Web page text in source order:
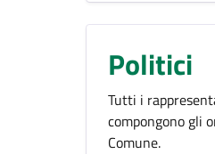
Politici
Tutti i
compongono gli
Comune.